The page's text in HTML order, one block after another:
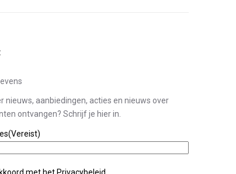
nieuws, aanbiedingen, acties en nieuws over
ontvangen? Schrijf je hier in.
(Vereist)
(Vereist)